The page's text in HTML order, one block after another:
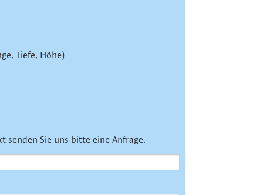
Tiefe, Höhe)
senden Sie uns bitte eine Anfrage.